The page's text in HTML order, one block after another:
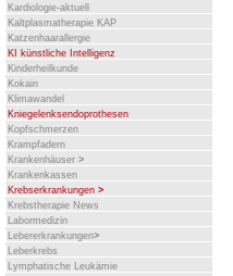
Kardiologie-aktuell
Kaltplasmatherapie KAP
Katzenhaarallergie
KI künstliche Intelligenz
Kinderheilkunde
Kokain
Klimawandel
Kniegelenksendoprothesen
Kopfschmerzen
Krampfadern
Krankenhäuser >
Krankenkassen
Krebserkrankungen >
Krebstherapie News
Labormedizin
Lebererkrankungen>
Leberkrebs
Lymphatische Leukämie